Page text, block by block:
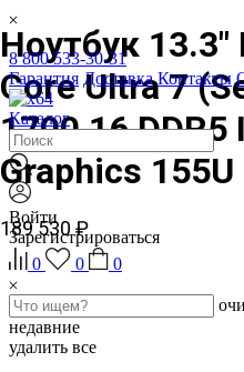
8 800 533-30-31
Гарантия Доставка Контакты
Каталог
Войти
Зарегистрироваться
0
0 0
недавние
удалить все
Ноутбук 13.3"
Core Ultra 7
1700 16
Graphics 155U
189 530 ₽